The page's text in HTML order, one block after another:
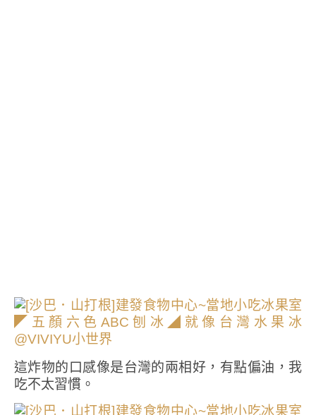
這炸物的口感像是台灣的兩相好，有點偏油，我
吃不太習慣。